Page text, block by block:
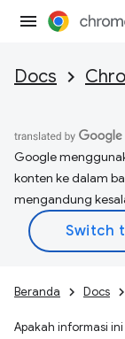
Docs
Google
konten ke dalam
mengandung
Beranda Docs
Apakah informasi